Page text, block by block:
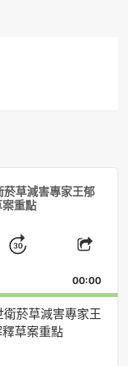
草減害專家王郁
重點
Jump
Forward
Share
00:00
菸草減害專家王
草案重點